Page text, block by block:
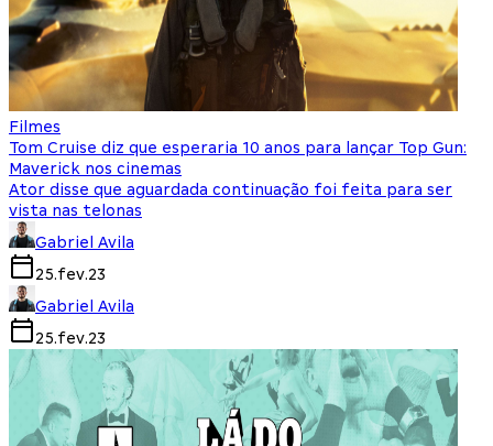
Filmes
Tom Cruise diz que esperaria 10 anos para lançar Top Gun:
Maverick nos cinemas
Ator disse que aguardada continuação foi feita para ser
vista nas telonas
Gabriel Avila
25.fev.23
Gabriel Avila
25.fev.23